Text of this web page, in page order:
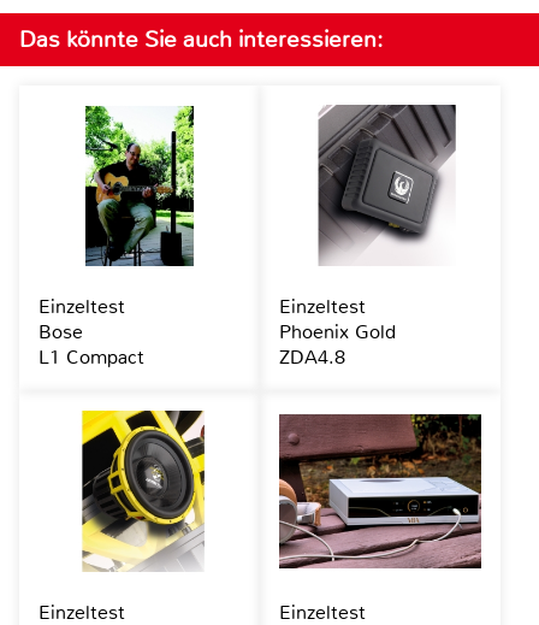
Das könnte Sie auch interessieren:
Einzeltest
Bose
L1 Compact
Einzeltest
Phoenix Gold
ZDA4.8
Einzeltest Einzeltest